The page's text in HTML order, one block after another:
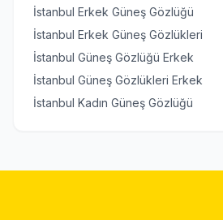
İstanbul Erkek Güneş Gözlüğü
İstanbul Erkek Güneş Gözlükleri
İstanbul Güneş Gözlüğü Erkek
İstanbul Güneş Gözlükleri Erkek
İstanbul Kadın Güneş Gözlüğü